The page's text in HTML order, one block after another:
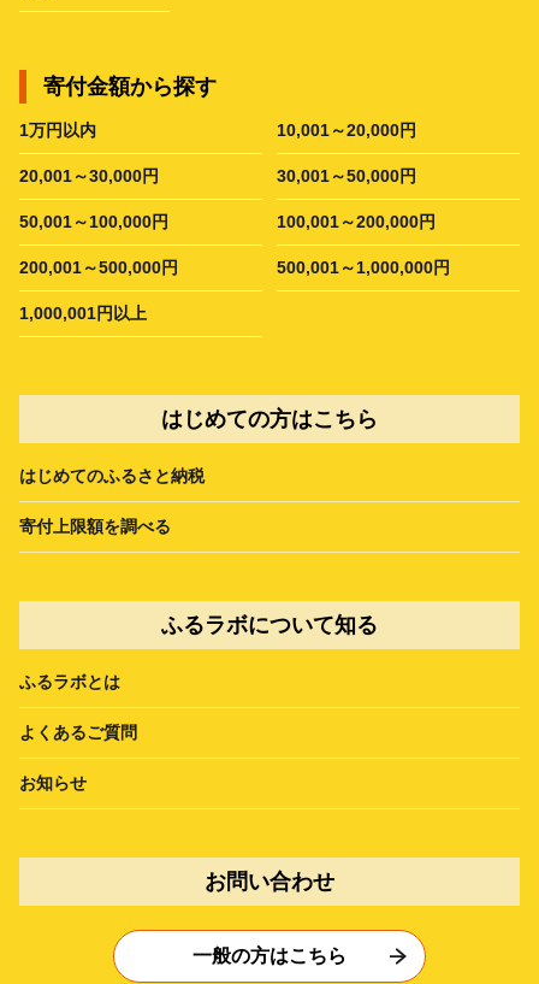
寄付金額から探す
1万円以内 10,001～20,000円
20,001～30,000円 30,001～50,000円
50,001～100,000円 100,001～200,000円
200,001～500,000円 500,001～1,000,000円
1,000,001円以上
はじめての方はこちら
はじめてのふるさと納税
寄付上限額を調べる
ふるラボについて知る
ふるラボとは
よくあるご質問
お知らせ
お問い合わせ
一般の方はこちら